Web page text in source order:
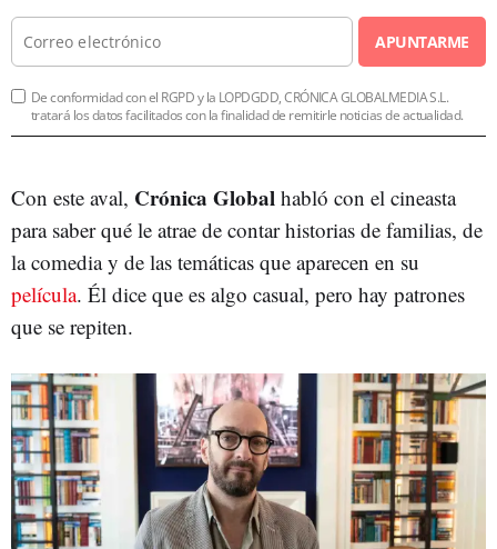
APUNTARME
De conformidad con el RGPD y la LOPDGDD, CRÓNICA GLOBALMEDIA S.L.
tratará los datos facilitados con la finalidad de remitirle noticias de actualidad.
Con este aval, Crónica Global habló con el cineasta
para saber qué le atrae de contar historias de familias, de
la comedia y de las temáticas que aparecen en su
película. Él dice que es algo casual, pero hay patrones
que se repiten.